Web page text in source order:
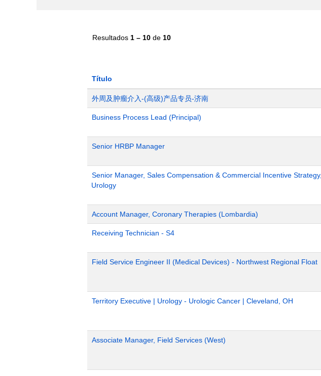
Resultados 1 – 10 de 10
Título
外周及肿瘤介入-(高级)产品专员-济南
Business Process Lead (Principal)
Senior HRBP Manager
Senior Manager, Sales Compensation & Commercial Incentive Strategy,
Urology
Account Manager, Coronary Therapies (Lombardia)
Receiving Technician - S4
Field Service Engineer II (Medical Devices) - Northwest Regional Float
Territory Executive | Urology - Urologic Cancer | Cleveland, OH
Associate Manager, Field Services (West)